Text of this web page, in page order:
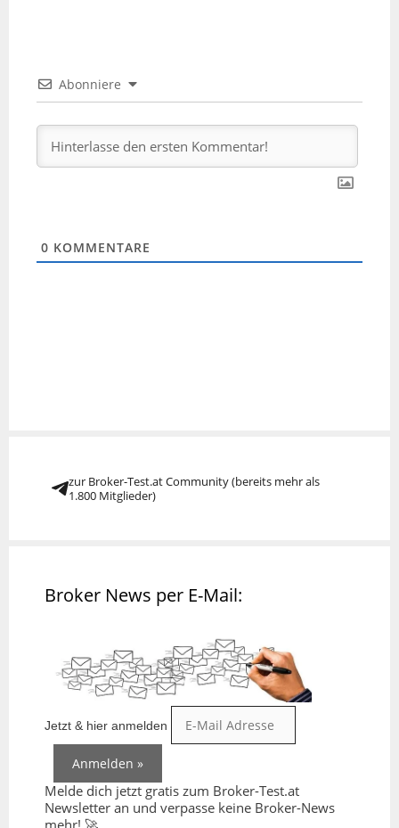
Abonniere
0 KOMMENTARE
zur Broker-Test.at Community (bereits mehr als
1.800 Mitglieder)
Broker News per E-Mail:
Jetzt & hier anmelden
Melde dich jetzt gratis zum Broker-Test.at
Newsletter an und verpasse keine Broker-News